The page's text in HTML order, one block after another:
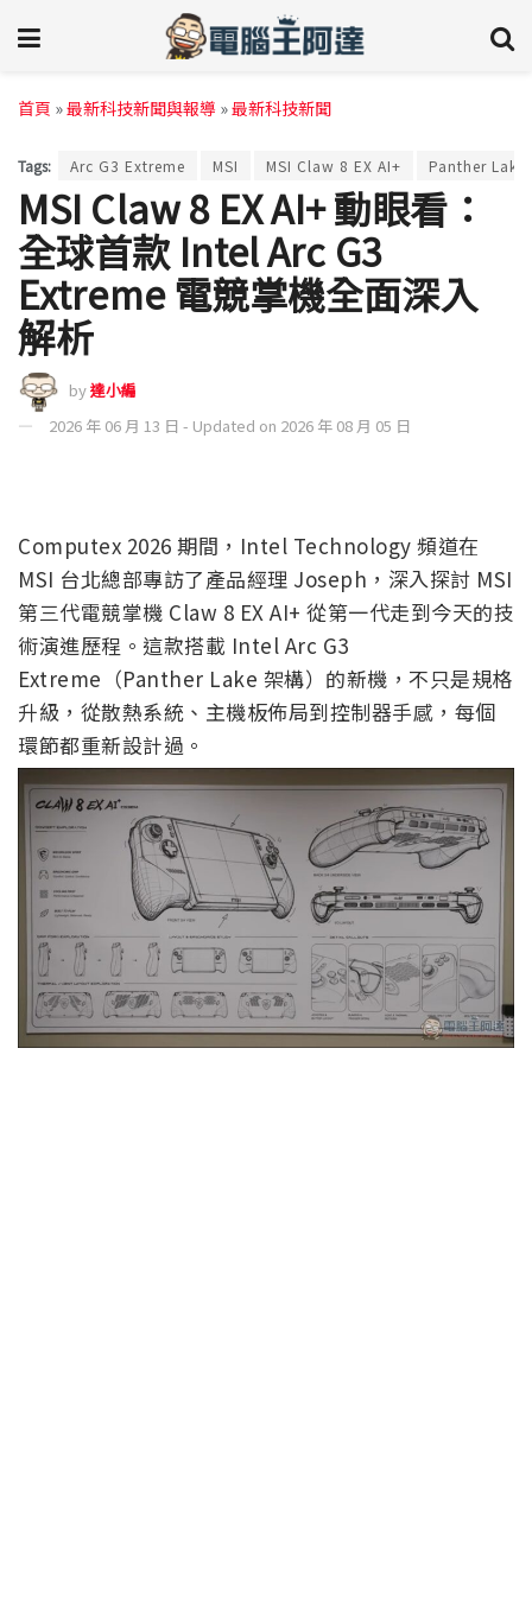
首頁 »最新科技新聞與報導 »最新科技新聞
Tags: Arc G3 Extreme MSI MSI Claw 8 EX AI+ Panther Lake
MSI Claw 8 EX AI+ 動眼看：
全球首款 Intel Arc G3
Extreme 電競掌機全面深入
解析
by達小編
2026 年 06 月 13 日 - Updated on 2026 年 08 月 05 日
Computex 2026 期間，Intel Technology 頻道在
MSI 台北總部專訪了產品經理 Joseph，深入探討 MSI
第三代電競掌機 Claw 8 EX AI+ 從第一代走到今天的技
術演進歷程。這款搭載 Intel Arc G3
Extreme（Panther Lake 架構）的新機，不只是規格
升級，從散熱系統、主機板佈局到控制器手感，每個
環節都重新設計過。